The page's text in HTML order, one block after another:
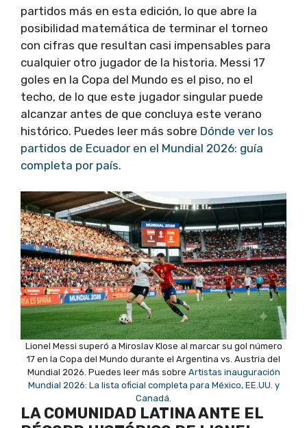
partidos más en esta edición, lo que abre la
posibilidad matemática de terminar el torneo
con cifras que resultan casi impensables para
cualquier otro jugador de la historia. Messi 17
goles en la Copa del Mundo es el piso, no el
techo, de lo que este jugador singular puede
alcanzar antes de que concluya este verano
histórico. Puedes leer más sobre Dónde ver los
partidos de Ecuador en el Mundial 2026: guía
completa por país.
Lionel Messi superó a Miroslav Klose al marcar su gol número
17 en la Copa del Mundo durante el Argentina vs. Austria del
Mundial 2026. Puedes leer más sobre Artistas inauguración
Mundial 2026: La lista oficial completa para México, EE.UU. y
Canadá.
LA COMUNIDAD LATINA ANTE EL